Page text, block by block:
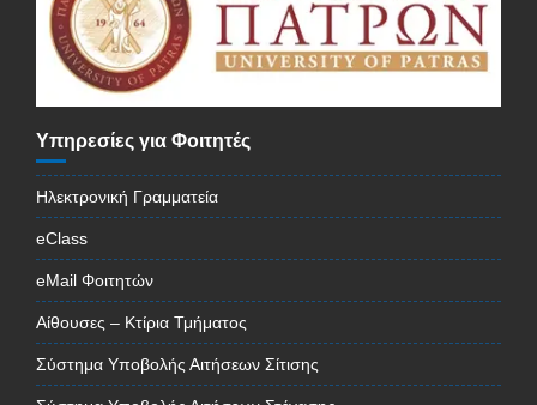
Υπηρεσίες για Φοιτητές
Ηλεκτρονική Γραμματεία
eClass
eMail Φοιτητών
Αίθουσες – Κτίρια Τμήματος
Σύστημα Υποβολής Αιτήσεων Σίτισης